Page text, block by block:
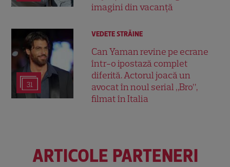
imagini din vacanță
31
VEDETE STRĂINE
Can Yaman revine pe ecrane
într-o ipostază complet
diferită. Actorul joacă un
avocat în noul serial „Bro”,
filmat în Italia
ARTICOLE PARTENERI